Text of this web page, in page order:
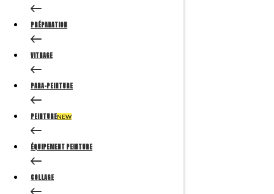
PRÉPARATION
VITRAGE
PARA-PEINTURE
PEINTURENEW
ÉQUIPEMENT PEINTURE
COLLAGE